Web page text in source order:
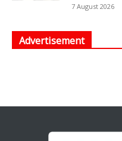
7 August 2026
Advertisement